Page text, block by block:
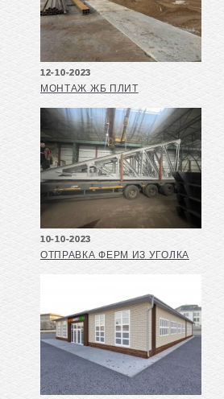
12-10-2023
МОНТАЖ ЖБ ПЛИТ
10-10-2023
ОТПРАВКА ФЕРМ ИЗ УГОЛКА